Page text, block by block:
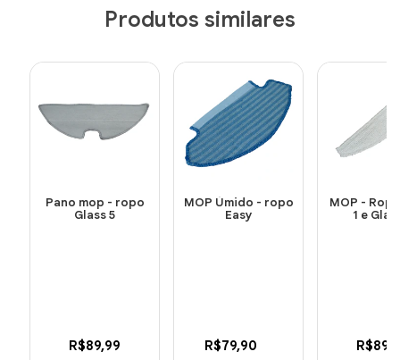
Produtos similares
Pano mop - ropo
Glass 5
R$89,99
MOP Úmido - ropo
Easy
R$79,90
MOP -
1 e